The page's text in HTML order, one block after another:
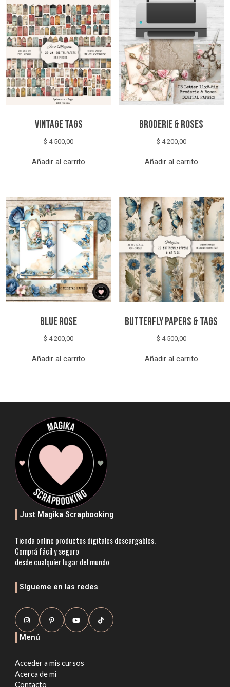
Vintage Tags
$ 4.500,00
Añadir al carrito
Broderie & Roses
$ 4.200,00
Añadir al carrito
Blue Rose
$ 4.200,00
Añadir al carrito
Butterfly Papers & Tags
$ 4.500,00
Añadir al carrito
Just Magika Scrapbooking
Tienda online productos digitales descargables.
Comprá fácil y seguro
desde cualquier lugar del mundo
Sígueme en las redes
Menú
Acceder a mis cursos
Acerca de mi
Contacto